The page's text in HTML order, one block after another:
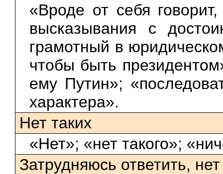
«Вроде от себя
высказывания с
грамотный в
чтобы быть
ему Путин»;
характера».
Нет таких
«Нет»; «нет такого»;
Затрудняюсь ответить,